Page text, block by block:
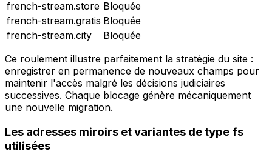
french-stream.store Bloquée
french-stream.gratis Bloquée
french-stream.city
Bloquée
Ce roulement illustre parfaitement la stratégie du site :
enregistrer en permanence de nouveaux champs pour
maintenir l'accès malgré les décisions judiciaires
successives. Chaque blocage génère mécaniquement
une nouvelle migration.
Les adresses miroirs et variantes de type fs
utilisées